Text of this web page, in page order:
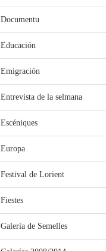
Documentu
Educación
Emigración
Entrevista de la selmana
Escéniques
Europa
Festival de Lorient
Fiestes
Galería de Semelles